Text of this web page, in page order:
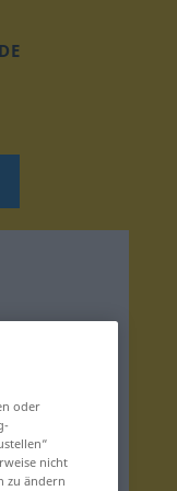
DE
oder
nicht
zu ändern